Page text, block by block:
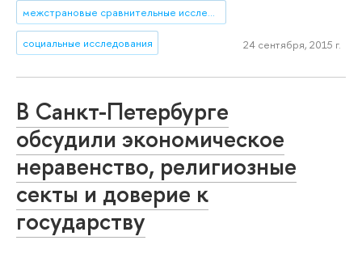
межстрановые сравнительные исследования
социальные исследования 24 сентября, 2015 г.
В Санкт-Петербурге
обсудили экономическое
неравенство, религиозные
секты и доверие к
государству